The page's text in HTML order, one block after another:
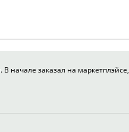
начале заказал на маркетплэйсе,